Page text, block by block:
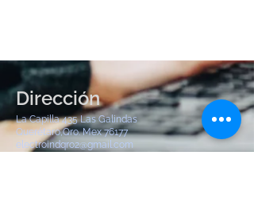
Dirección
La Capilla 435 Las Galindas
Querétaro,Qro. Mex 76177
electroindqro2@gmail.com